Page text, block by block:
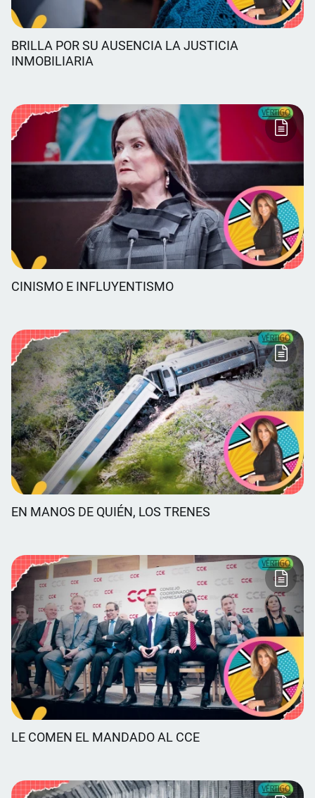
BRILLA POR SU AUSENCIA LA JUSTICIA
INMOBILIARIA
CINISMO E INFLUYENTISMO
EN MANOS DE QUIÉN, LOS TRENES
LE COMEN EL MANDADO AL CCE